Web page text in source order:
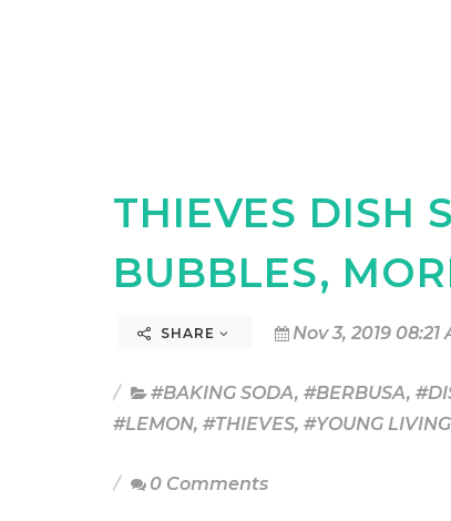
THIEVES DISH
BUBBLES,
SHARE Nov 3, 2019
#BAKING SODA, #BERBUSA,
#LEMON, #THIEVES, #YOUNG LIVING
0 Comments